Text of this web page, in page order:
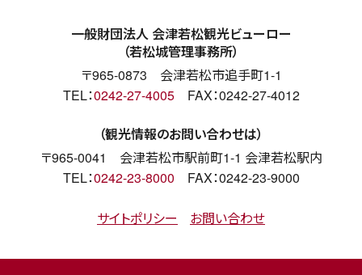
一般財団法人 会津若松観光ビューロー
（若松城管理事務所）
〒965-0873 会津若松市追手町1-1
TEL：0242-27-4005FAX：0242-27-4012
（観光情報のお問い合わせは）
〒965-0041 会津若松市駅前町1-1 会津若松駅内
TEL：0242-23-8000 FAX：0242-23-9000
サイトポリシー お問い合わせ